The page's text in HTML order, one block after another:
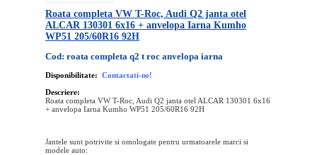
Roata completa VW T-Roc, Audi Q2 janta otel
ALCAR 130301 6x16 + anvelopa Iarna Kumho
WP51 205/60R16 92H
Cod: roata completa q2 t roc anvelopa iarna
Disponibilitate: Contactati-ne!
Descriere:
Roata completa VW T-Roc, Audi Q2 janta otel ALCAR 130301 6x16
+ anvelopa Iarna Kumho WP51 205/60R16 92H
Jantele sunt potrivite si omologate pentru urmatoarele marci si
modele auto: